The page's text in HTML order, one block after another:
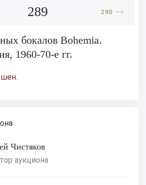
289 290
бокалов Bohemia.
1960-70-е гг.
Чистяков
аукциона